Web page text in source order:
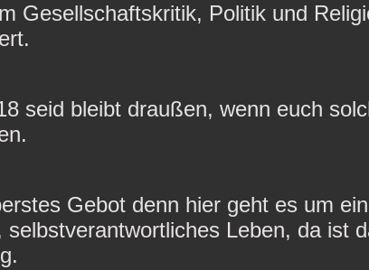
Gesellschaftskritik, Politik und
seid bleibt draußen, wenn euch
Gebot denn hier geht es um ein
selbstverantwortliches Leben, da ist